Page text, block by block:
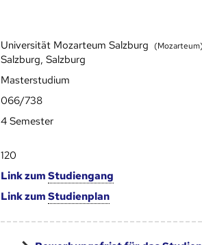
Universität Mozarteum Salzburg
Salzburg, Salzburg
Masterstudium
066/738
4 Semester
120
Link zumStudien­gang
Link zumStudien­plan